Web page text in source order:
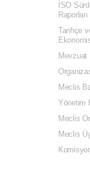
İSO
Raporları
Tarihçe
Mevzuat
Meclis
Yönetim
Meclis
Meclis